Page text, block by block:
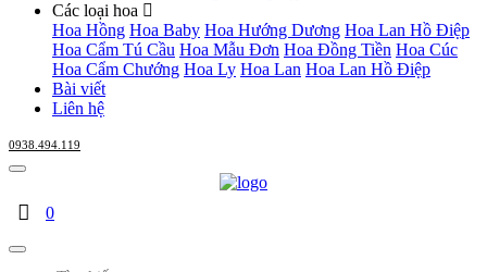
Các loại hoa
Hoa Hồng Hoa Baby Hoa Hướng Dương Hoa Lan Hồ Điệp
Hoa Cẩm Tú Cầu Hoa Mẫu Đơn Hoa Đồng Tiền Hoa Cúc
Hoa Cẩm Chướng Hoa Ly Hoa Lan Hoa Lan Hồ Điệp
Bài viết
Liên hệ
0938.494.119
0